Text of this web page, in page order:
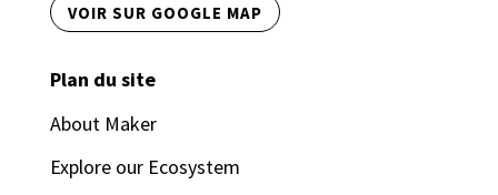
VOIR SUR GOOGLE MAP
Plan du site
About Maker
Explore our Ecosystem